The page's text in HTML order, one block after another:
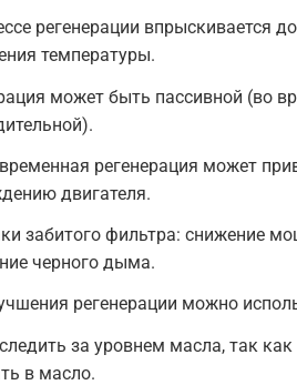
регенерации впрыскивается
температуры.
может быть пассивной (во
регенерация может
двигателя.
забитого фильтра: снижение
черного дыма.
регенерации можно
за уровнем масла, так
в масло.